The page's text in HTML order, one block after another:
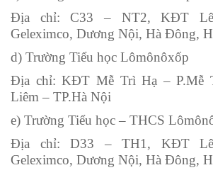
Địa chỉ: C33 – NT2, KĐT
Geleximco, Dương Nội, Hà Đông,
d) Trường Tiểu học Lômônôxốp
Địa chỉ: KĐT Mễ Trì Hạ – P.Mễ
Liêm – TP.Hà Nội
e) Trường Tiểu học – THCS
Địa chỉ: D33 – TH1, KĐT
Geleximco, Dương Nội, Hà Đông,